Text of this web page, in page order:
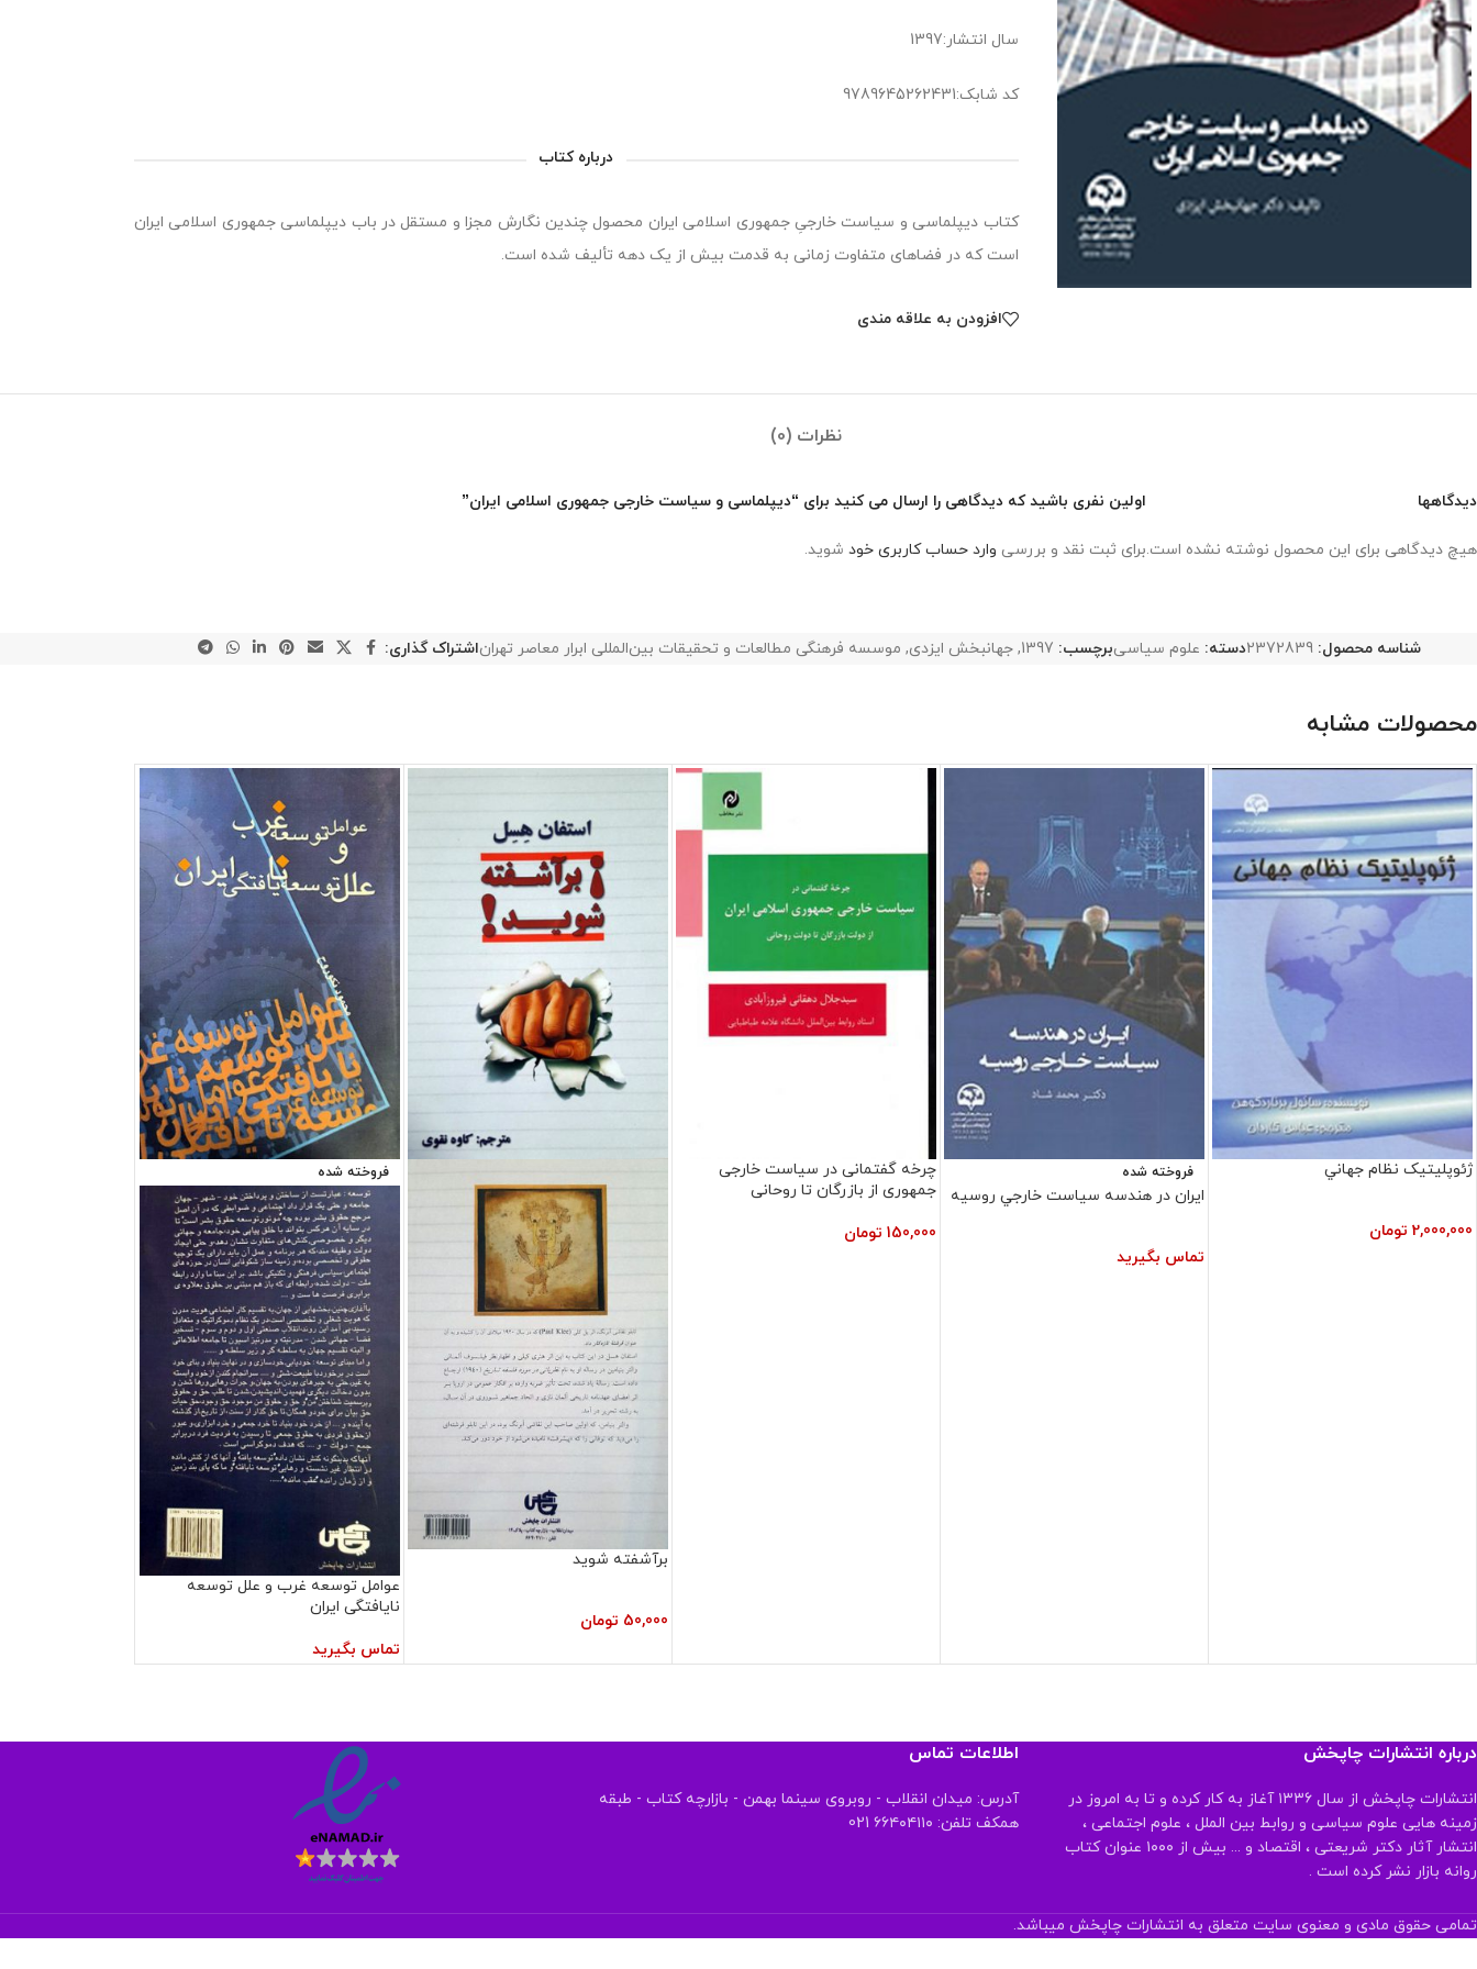
سال انتشار:1397
کد شابک:9789645262431
درباره کتاب
کتاب دیپلماسی و سیاست خارجیِ جمهوری اسلامی ایران محصول چندین نگارش مجزا و مستقل در باب دیپلماسی جمهوری اسلامی ایران
است که در فضاهای متفاوت زمانی به قدمت بیش از یک دهه تألیف شده است.
افزودن به علاقه مندی
نظرات (0)
دیدگاهها
هیچ دیدگاهی برای این محصول نوشته نشده است.
اولین نفری باشید که دیدگاهی را ارسال می کنید برای “دیپلماسی و سیاست خارجی جمهوری اسلامی ایران”
برای ثبت نقد و بررسی وارد حساب کاربری خود شوید.
شناسه محصول:2372839دسته: علوم سیاسیبرچسب: 1397
, جهانبخش ایزدی, موسسه فرهنگی مطالعات و تحقیقات بین‌المللی ابرار معاصر تهراناشتراک گذاری:
محصولات مشابه
ژئوپليتيک نظام‏ جهاني
2,000,000 تومان
فروخته شده
ايران در هندسه سياست خارجي روسيه
تماس بگیرید
چرخه گفتمانی در سیاست خارجی
جمهوری از بازرگان تا روحانی
150,000 تومان
برآشفته شوید
50,000 تومان
فروخته شده
عوامل توسعه غرب و علل توسعه
نایافتگی ایران
تماس بگیرید
درباره انتشارات چاپخش
انتشارات چاپخش از سال ۱۳۳۶ آغاز به کار کرده و تا به امروز در
زمینه هایی علوم سیاسی و روابط بین الملل ، علوم اجتماعی ،
انتشار آثار دکتر شریعتی ، اقتصاد و ... بیش از ۱۰۰۰ عنوان کتاب
روانه بازار نشر کرده است .
اطلاعات تماس
آدرس: میدان انقلاب - روبروی سینما بهمن - بازارچه کتاب - طبقه
همکف تلفن: ۶۶۴۰۴۱۱۰ 021
تمامی حقوق مادی و معنوی سایت متعلق به انتشارات چاپخش میباشد.